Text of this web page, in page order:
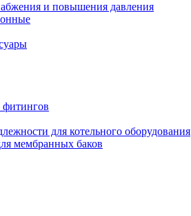
и повышения давления
для котельного оборудования
мембранных баков